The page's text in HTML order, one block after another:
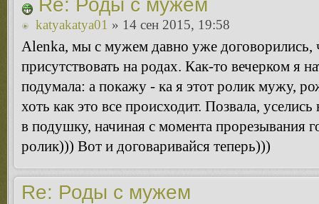
Re: Роды с мужем
katyakatya01 » 14 сен 2015, 19:58
Alenka, мы с мужем давно уже договорились,
присутствовать на родах. Как-то вечерком я
подумала: а покажу - ка я этот ролик мужу,
хоть как это все происходит. Позвала,
в подушку, начиная с момента прорезывания
ролик))) Вот и договаривайся теперь)))
Re: Роды с мужем